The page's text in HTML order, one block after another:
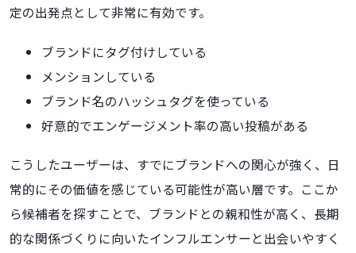
定の出発点として非常に有効です。
ブランドにタグ付けしている
メンションしている
ブランド名のハッシュタグを使っている
好意的でエンゲージメント率の高い投稿がある
こうしたユーザーは、すでにブランドへの関心が強く、日
常的にその価値を感じている可能性が高い層です。ここか
ら候補者を探すことで、ブランドとの親和性が高く、長期
的な関係づくりに向いたインフルエンサーと出会いやすく